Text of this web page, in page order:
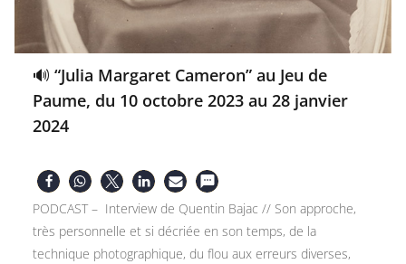
🔊 “Julia Margaret Cameron” au Jeu de
Paume, du 10 octobre 2023 au 28 janvier
2024
PODCAST – Interview de Quentin Bajac // Son approche,
très personnelle et si décriée en son temps, de la
technique photographique, du flou aux erreurs diverses,